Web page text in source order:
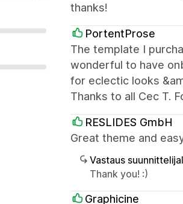
thanks!
PortentProse
The template I
wonderful to have
for eclectic looks
Thanks to all Cec T.
RESLIDES GmbH
Great theme and
Vastaus
Thank you! :)
Graphicine